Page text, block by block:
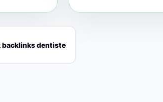
backlinks dentiste